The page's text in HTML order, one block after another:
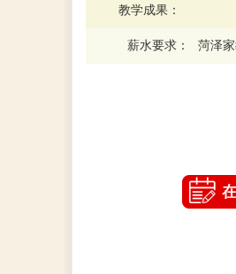
教学成果：
薪水要求： 菏泽